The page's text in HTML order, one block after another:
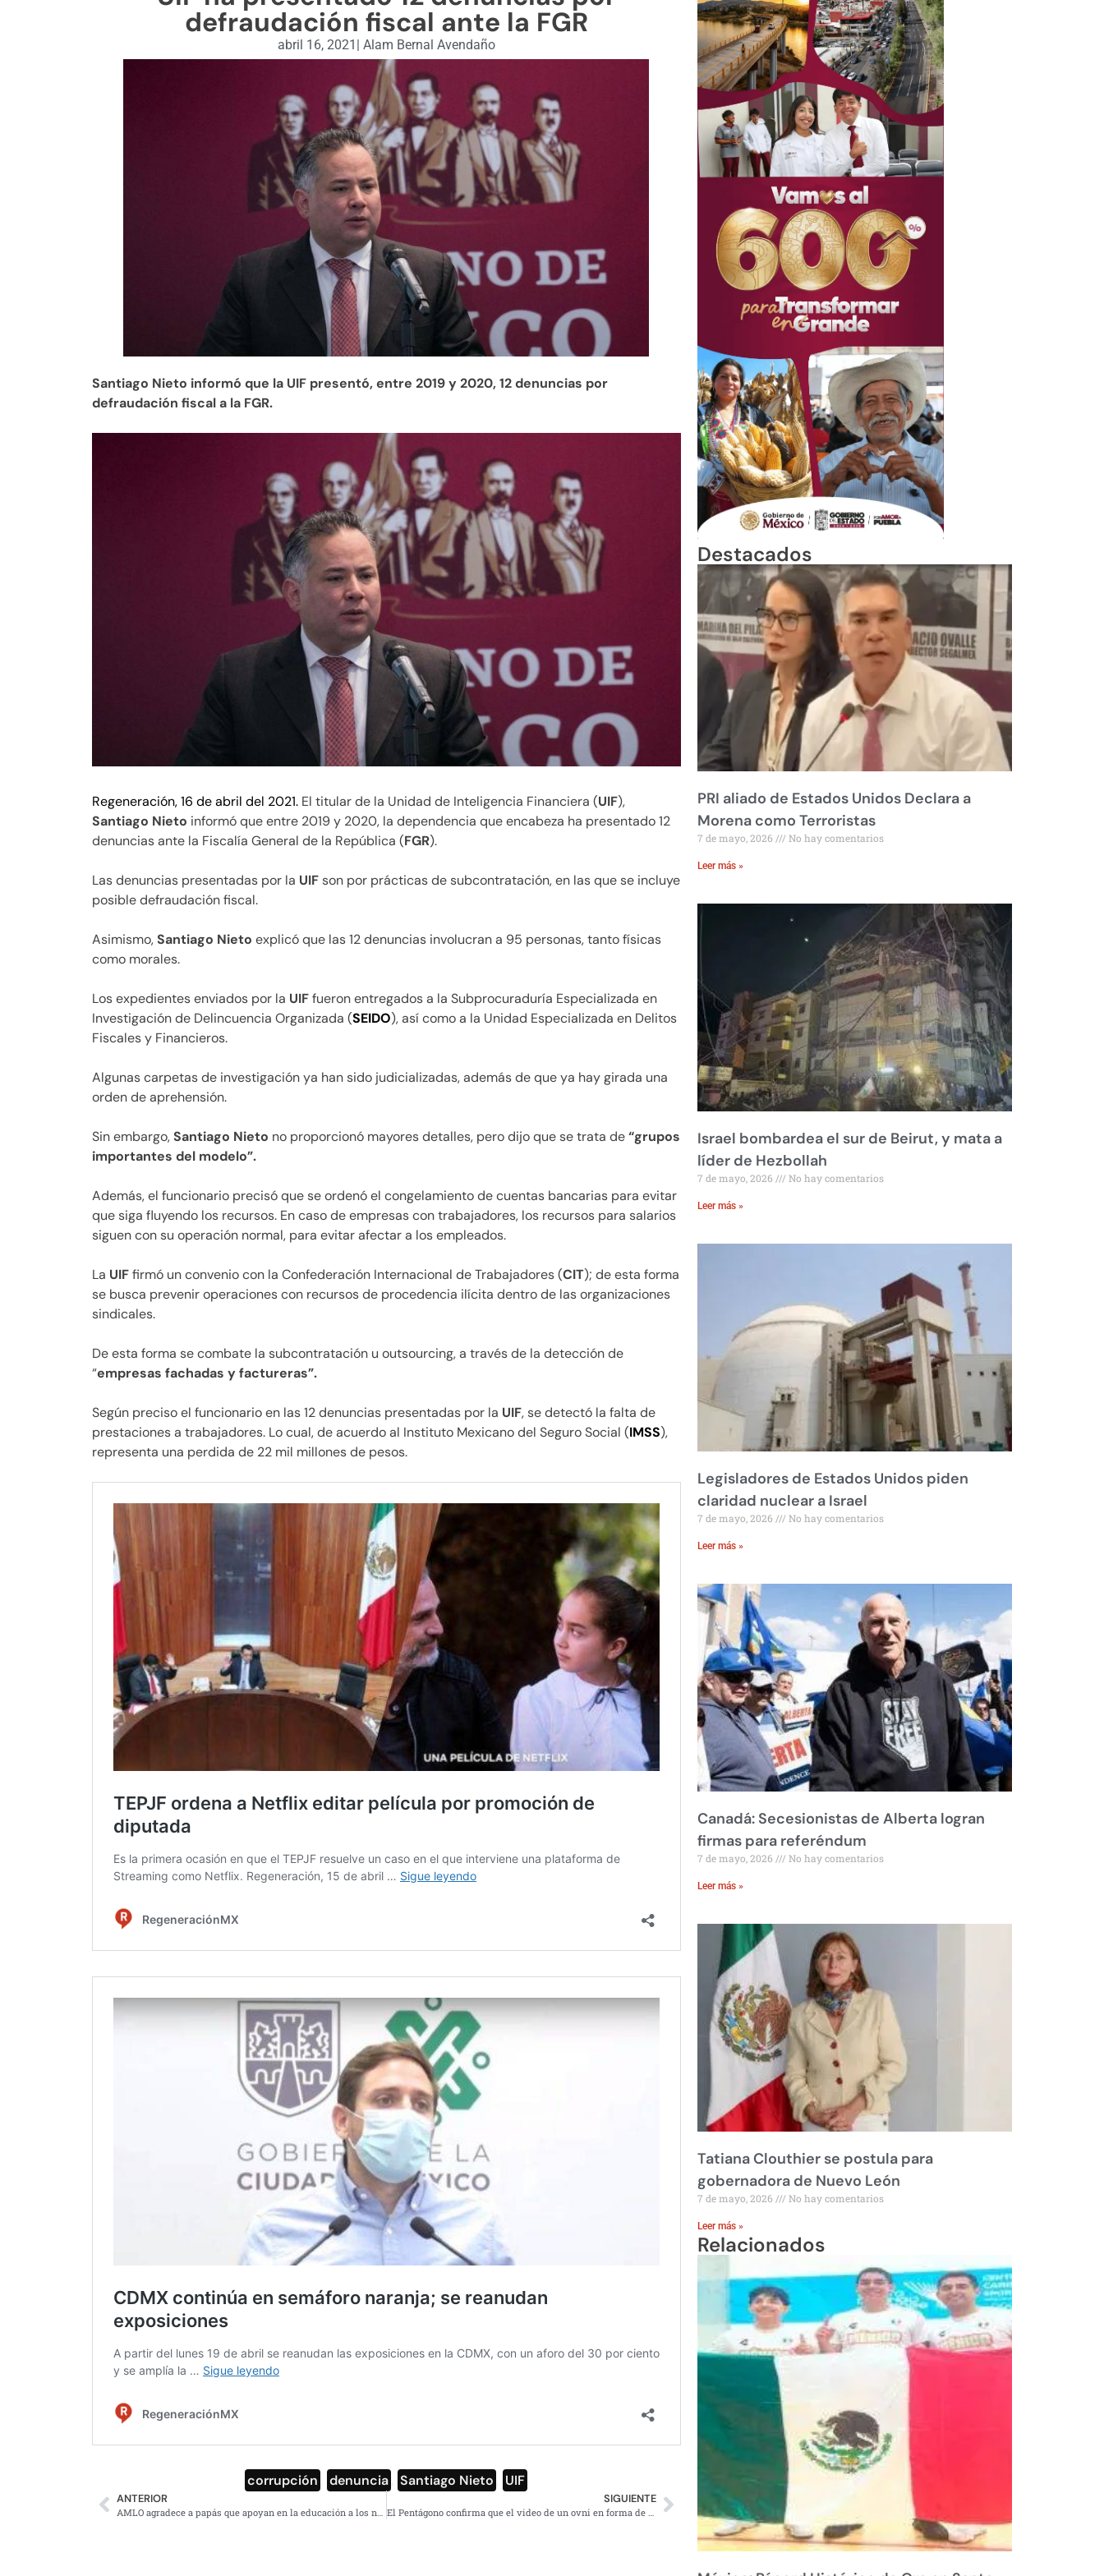
defraudación fiscal ante la FGR
abril 16, 2021 Alam Bernal Avendaño
Santiago Nieto informó que la UIF presentó, entre 2019 y 2020, 12 denuncias por
defraudación fiscal a la FGR.
Regeneración, 16 de abril del 2021. El titular de la Unidad de Inteligencia Financiera (UIF),
Santiago Nieto informó que entre 2019 y 2020, la dependencia que encabeza ha presentado 12
denuncias ante la Fiscalía General de la República (FGR).
Las denuncias presentadas por la UIFson por prácticas de subcontratación, en las que se incluye
posible defraudación fiscal.
Asimismo,Santiago Nieto explicó que las 12 denuncias involucran a 95 personas, tanto físicas
como morales.
Los expedientes enviados por la UIFfueron entregados a la Subprocuraduría Especializada en
Investigación de Delincuencia Organizada (SEIDO), así como a la Unidad Especializada en Delitos
Fiscales y Financieros.
Algunas carpetas de investigación ya han sido judicializadas, además de que ya hay girada una
orden de aprehensión.
Sin embargo,Santiago Nieto no proporcionó mayores detalles, pero dijo que se trata de“grupos
importantes del modelo”.
Además, el funcionario precisó que se ordenó el congelamiento de cuentas bancarias para evitar
que siga fluyendo los recursos. En caso de empresas con trabajadores, los recursos para salarios
siguen con su operación normal, para evitar afectar a los empleados.
La UIFfirmó un convenio con la Confederación Internacional de Trabajadores (CIT); de esta forma
se busca prevenir operaciones con recursos de procedencia ilícita dentro de las organizaciones
sindicales.
De esta forma se combate la subcontratación u outsourcing, a través de la detección de
“empresas fachadas y factureras”.
Según preciso el funcionario en las 12 denuncias presentadas por la UIF, se detectó la falta de
prestaciones a trabajadores. Lo cual, de acuerdo al Instituto Mexicano del Seguro Social (IMSS),
representa una perdida de 22 mil millones de pesos.
corrupción denuncia Santiago Nieto UIF
ANTERIOR SIGUIENTE
Destacados
PRI aliado de Estados Unidos Declara a
Morena como Terroristas
7 de mayo, 2026 No hay comentarios
Leer más »
Israel bombardea el sur de Beirut, y mata a
líder de Hezbollah
7 de mayo, 2026 No hay comentarios
Leer más »
Legisladores de Estados Unidos piden
claridad nuclear a Israel
7 de mayo, 2026 No hay comentarios
Leer más »
Canadá: Secesionistas de Alberta logran
firmas para referéndum
7 de mayo, 2026 No hay comentarios
Leer más »
Tatiana Clouthier se postula para
gobernadora de Nuevo León
7 de mayo, 2026 No hay comentarios
Leer más »
Relacionados